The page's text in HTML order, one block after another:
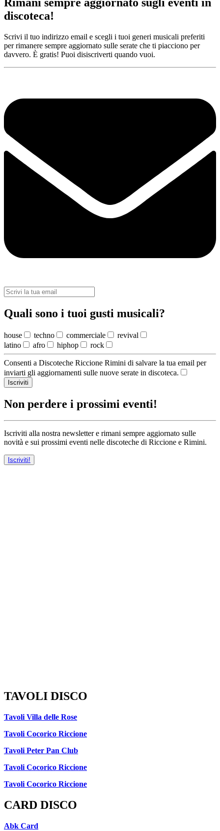
discoteca!
Scrivi il tuo indirizzo email e scegli i tuoi generi musicali preferiti
per rimanere sempre aggiornato sulle serate che ti piacciono per
davvero. È gratis! Puoi disiscriverti quando vuoi.
Quali sono i tuoi gusti musicali?
house techno commerciale
revival
latino
afro hiphop rock
Consenti a Discoteche Riccione Rimini di salvare la tua email per
inviarti gli aggiornamenti sulle nuove serate in discoteca.
Iscriviti
Non perdere i prossimi eventi!
Iscriviti alla nostra newsletter e rimani sempre aggiornato sulle
novità e sui prossimi eventi nelle discoteche di Riccione e Rimini.
Iscriviti!
TAVOLI DISCO
Tavoli Villa delle Rose
Tavoli Cocorico Riccione
Tavoli Peter Pan Club
Tavoli Cocorico Riccione
Tavoli Cocorico Riccione
CARD DISCO
Abk Card